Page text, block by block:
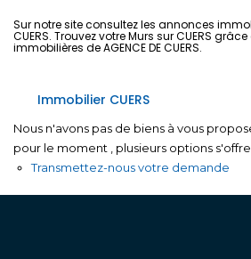
NOTRE
Créer une alerte
Sur notre site consultez les annonces
CUERS. Trouvez votre Murs sur CUERS
immobilières de AGENCE DE CUERS.
Immobilier CUERS
Nous n'avons pas de biens à vous
pour le moment , plusieurs options
Transmettez-nous votre demande